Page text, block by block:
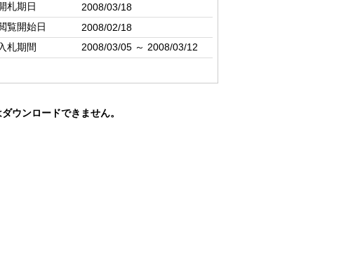
札期日
2008/03/18
覧開始日
2008/02/18
入札期間
2008/03/05 ～ 2008/03/12
ウンロードできません。